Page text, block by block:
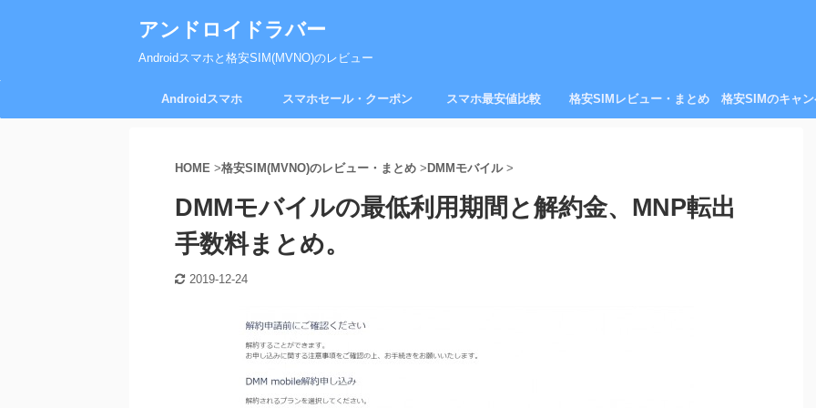
アンドロイドラバー
Androidスマホと格安SIM(MVNO)のレビュー
Androidスマホ スマホセール・クーポン スマホ最安値比較 格安SIMレビュー・まとめ 格安SIMのキャ
HOME >格安SIM(MVNO)のレビュー・まとめ > DMMモバイル >
DMMモバイルの最低利用期間と解約金、MNP転出
手数料まとめ。
2019-12-24